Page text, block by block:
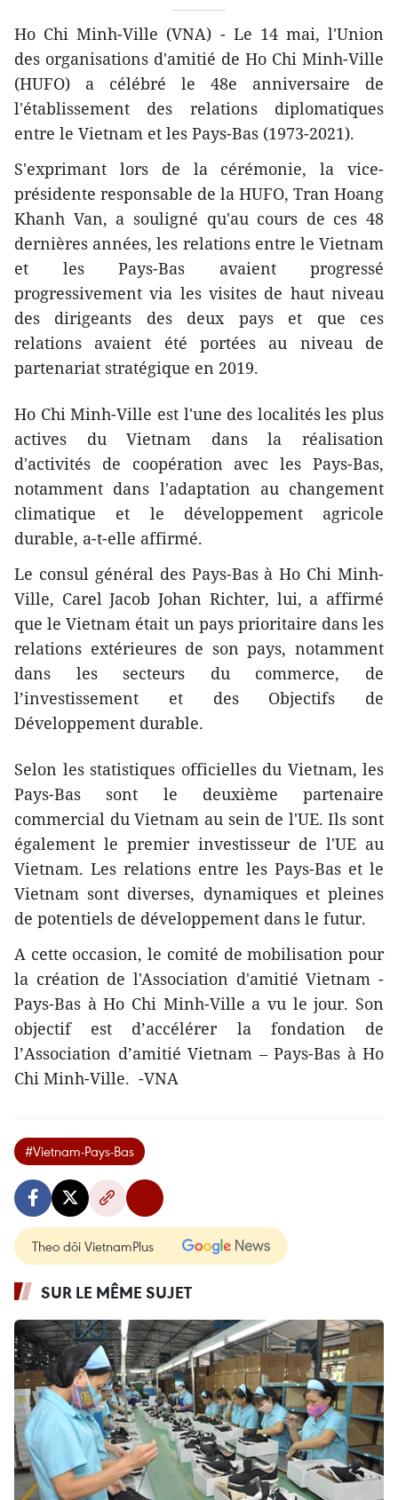
Ho Chi Minh-Ville (VNA) - Le 14 mai, l'Union
des organisations d'amitié de Ho Chi Minh-Ville
(HUFO) a célébré le 48e anniversaire de
l'établissement des relations diplomatiques
entre le Vietnam et les Pays-Bas (1973-2021).
S'exprimant lors de la cérémonie, la vice-
présidente responsable de la HUFO, Tran Hoang
Khanh Van, a souligné qu'au cours de ces 48
dernières années, les relations entre le Vietnam
et les Pays-Bas avaient progressé
progressivement via les visites de haut niveau
des dirigeants des deux pays et que ces
relations avaient été portées au niveau de
partenariat stratégique en 2019.
Ho Chi Minh-Ville est l'une des localités les plus
actives du Vietnam dans la réalisation
d'activités de coopération avec les Pays-Bas,
notamment dans l'adaptation au changement
climatique et le développement agricole
durable, a-t-elle affirmé.
Le consul général des Pays-Bas à Ho Chi Minh-
Ville, Carel Jacob Johan Richter, lui, a affirmé
que le Vietnam était un pays prioritaire dans les
relations extérieures de son pays, notamment
dans les secteurs du commerce, de
l’investissement et des Objectifs de
Développement durable.
Selon les statistiques officielles du Vietnam, les
Pays-Bas sont le deuxième partenaire
commercial du Vietnam au sein de l'UE. Ils sont
également le premier investisseur de l'UE au
Vietnam. Les relations entre les Pays-Bas et le
Vietnam sont diverses, dynamiques et pleines
de potentiels de développement dans le futur.
A cette occasion, le comité de mobilisation pour
la création de l'Association d'amitié Vietnam -
Pays-Bas à Ho Chi Minh-Ville a vu le jour. Son
objectif est d’accélérer la fondation de
l’Association d’amitié Vietnam – Pays-Bas à Ho
Chi Minh-Ville. -VNA
#Vietnam-Pays-Bas
Theo dõi VietnamPlus
SUR LE MÊME SUJET